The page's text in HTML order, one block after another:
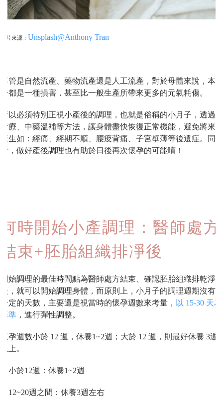
圖片來源： Unsplash@Anthony Tran
不管是自然流產、藥物流產還是人工流產，對於母體來說，本
身都是一種損害，甚至比一般生產所帶來更多的元氣耗傷。
所以必須特別正視小產後的調理，也就是俗稱的小月子，透過
食療、中藥溫補等方法，讓身體盡快恢復正常機能，避免將來
產生如：經痛、經期不順、腰痠背痛、子宮壁薄等後遺症。同
時，做好產後調理也有助於日後再次懷孕的可能唷！
何時開始小產調理：醫師處方
結束+胚胎組織排凈後
開始調理的最佳時間點為醫師處方結束、確認胚胎組織排乾淨
後，就可以開始調理身體，而原則上，小月子的調理週期沒有
一定的天數，主要還是視當時的懷孕週數來考量， 以 15-30 天為
基準 ，進行彈性調整。
懷孕週數小於 12 週，休養1~2週；大於 12 週，則最好休養 3週
以上。
1. 小於12週：休養1~2週
2. 12~20週之間：休養3週左右